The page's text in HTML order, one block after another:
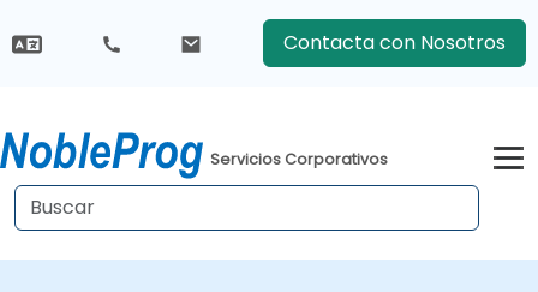
Contacta con Nosotros
Servicios Corporativos